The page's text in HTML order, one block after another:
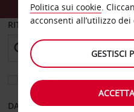
RITIRO DA
Scegli una località di
DAL GIORNO
Politica sui cookie.
acconsenti all’utilizzo dei
GESTISCI